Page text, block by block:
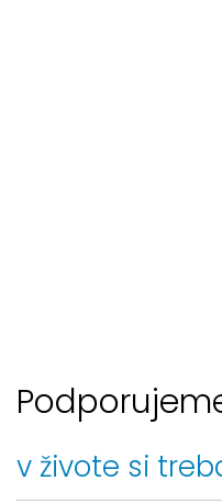
v živote si